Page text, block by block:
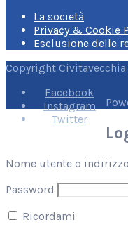
La società
Privacy & Cookie
Esclusione delle
Copyright
Facebook
Instagram
Twitter
Nome utente o
Password
Ricordami